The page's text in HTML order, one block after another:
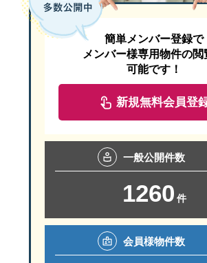
簡単メンバー登録で
メンバー様専用物件の閲
可能です！
新規無料会員登
一般公開件数
1260 件
会員様物件数